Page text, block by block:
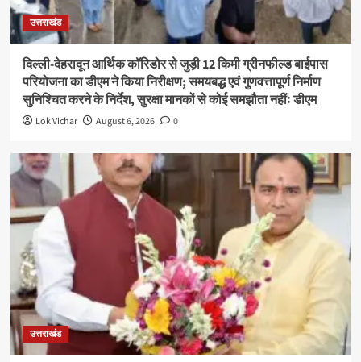
उत्तराखंड
दिल्ली-देहरादून आर्थिक कॉरिडोर से जुड़ी 12 किमी ग्रीनफील्ड बाईपास
परियोजना का डीएम ने किया निरीक्षण; समयबद्ध एवं गुणवत्तापूर्ण निर्माण
सुनिश्चित करने के निर्देश, सुरक्षा मानकों से कोई समझौता नहींः डीएम
Lok Vichar August 6, 2026 0
उत्तराखंड